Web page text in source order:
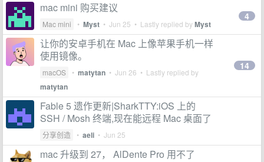
mac mini 购买建议
Mac mini • Myst • Jun 25 • Lastly replied byMyst
4
让你的安卓手机在 Mac 上像苹果手机一样
使用镜像。
macOS • matytan • Jun 26 • Lastly replied by
matytan
14
Fable 5 遗作更新|SharkTTY:iOS 上的
SSH / Mosh 终端,现在能远程 Mac 桌面了
分享创造 • aeli • Jun 25
mac 升级到 27， AlDente Pro 用不了